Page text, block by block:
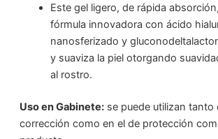
Este gel ligero, de rápida
fórmula innovadora con ácido
nanosferizado y
y suaviza la piel otorgando
al rostro.
Uso en Gabinete:se puede utilizan tanto
corrección como en el de protección